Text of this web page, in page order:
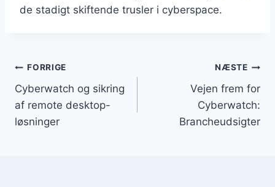
de stadigt skiftende trusler i cyberspace.
Indlægsnavigation
FORRIGE
Cyberwatch og sikring
af remote desktop-
løsninger
NÆSTE
Vejen frem for
Cyberwatch:
Brancheudsigter